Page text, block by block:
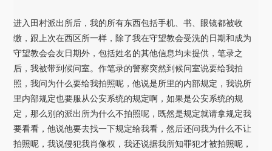
进入田村派出所后，我的所有东西包括手机、书、眼镜都被收
缴，跟上次在西区所一样，除了我在守望教会受洗的日期和成为
守望教会会友日期外，包括姓名的其他信息均未提供，笔录之
后，我被带到候问室。作笔录的警察突然到候问室说要给我拍
照，我问为什么要给我拍照呢，他说是所里的内部规定，我说所
里内部规定也要服从公安系统的规定啊，如果是公安系统的规
定，那么别的派出所为什么不拍照呢，既然是规定就请拿规定我
要看看，他说他要去找一下规定给我看，然后还问我为什么不让
拍照呢，我说侵犯我肖像权，我还说据我所知罪犯才被拍照呢，